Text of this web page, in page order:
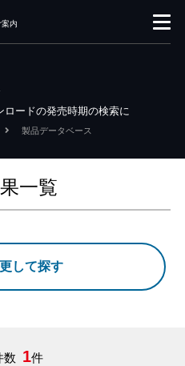
内
ードの発売時期の検索に
製品データベース
一覧
数 1件